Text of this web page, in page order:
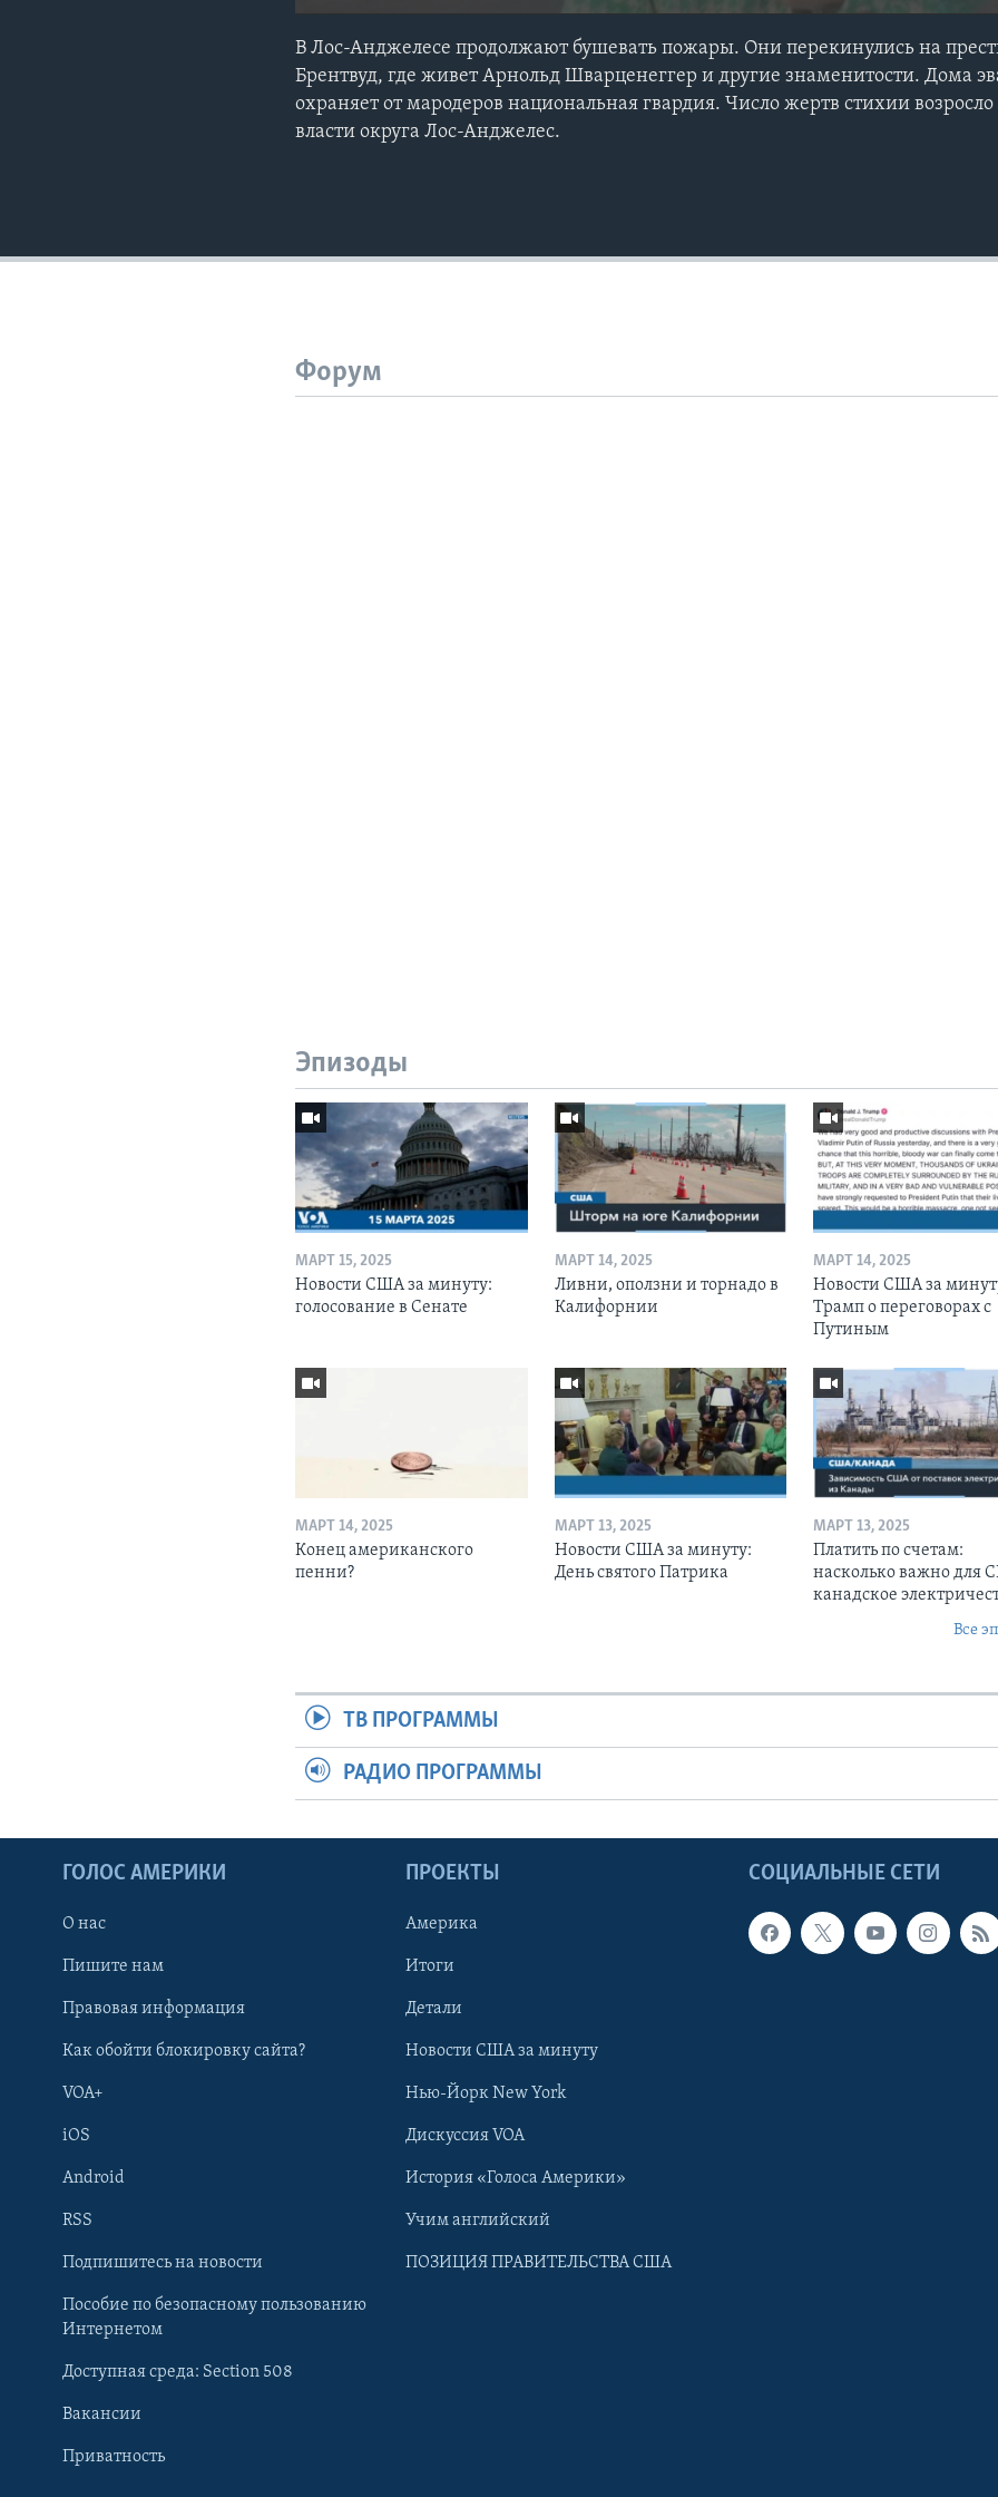
Learning English
Языки
В Лос-Анджелесе продолжают бушевать пожары. Они перекинулись на
Брентвуд, где живет Арнольд Шварценеггер и другие знаменитости. Дома
охраняет от мародеров национальная гвардия. Число жертв стихии
власти округа Лос-Анджелес.
Форум
Эпизоды
МАРТ 15, 2025
Новости США за минуту:
голосование в Сенате
МАРТ 14, 2025
Ливни, оползни и торнадо в
Калифорнии
МАРТ 14, 2025
Новости США за
Трамп о переговорах с
Путиным
МАРТ 14, 2025
Конец американского
пенни?
МАРТ 13, 2025
Новости США за минуту:
День святого Патрика
МАРТ 13, 2025
Платить по счетам:
насколько важно для
канадское
Все
ТВ ПРОГРАММЫ
РАДИО ПРОГРАММЫ
СОЦИАЛЬНЫЕ СЕТИ
ГОЛОС АМЕРИКИ
О нас
Пишите нам
Правовая информация
Как обойти блокировку сайта?
VOA+
iOS
Android
RSS
Подпишитесь на новости
Пособие по безопасному пользованию
Интернетом
Доступная среда: Section 508
Вакансии
Приватность
ПРОЕКТЫ
Америка
Итоги
Детали
Новости США за минуту
Нью-Йорк New York
Дискуссия VOA
История «Голоса Америки»
Учим английский
ПОЗИЦИЯ ПРАВИТЕЛЬСТВА США